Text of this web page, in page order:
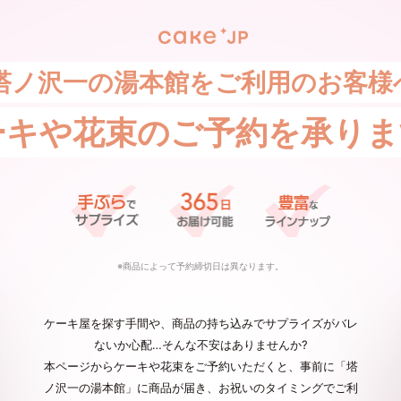
ノ沢一の湯本館をご利用のお客様
や花束のご予約を承り
※商品によって予約締切日は異なります。
ケーキ屋を探す手間や、商品の持ち込みでサプライズがバレ
ないか心配…そんな不安はありませんか?
本ページからケーキや花束をご予約いただくと、事前に「塔
ノ沢一の湯本館」に商品が届き、お祝いのタイミングでご利